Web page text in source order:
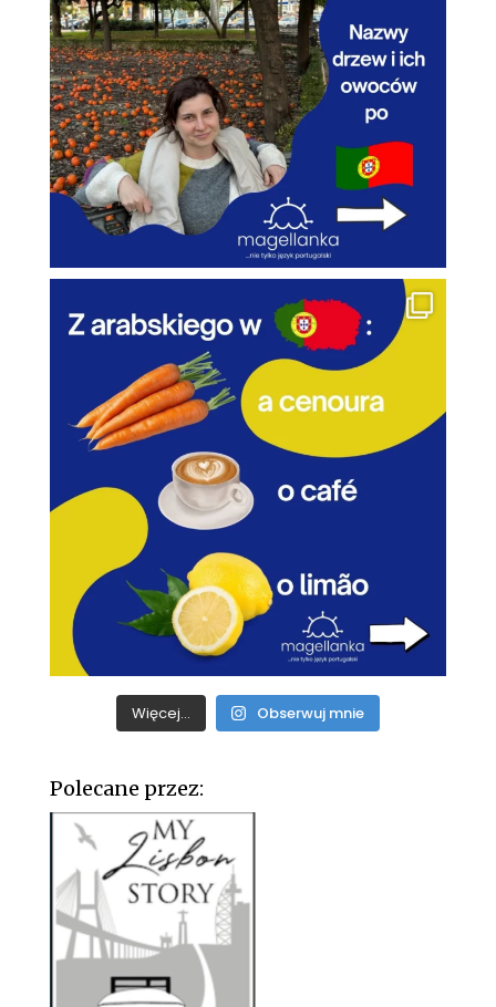
Więcej... Obserwuj mnie
Polecane przez: